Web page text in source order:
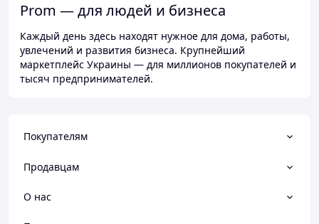
Prom — для людей и бизнеса
Каждый день здесь находят нужное для дома, работы,
увлечений и развития бизнеса. Крупнейший
маркетплейс Украины — для миллионов покупателей и
тысяч предпринимателей.
Покупателям
Продавцам
О нас